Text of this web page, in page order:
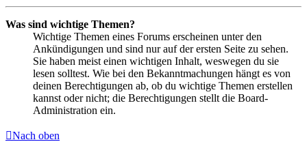
Was sind wichtige Themen?
Wichtige Themen eines Forums erscheinen unter den
Ankündigungen und sind nur auf der ersten Seite zu sehen.
Sie haben meist einen wichtigen Inhalt, weswegen du sie
lesen solltest. Wie bei den Bekanntmachungen hängt es von
deinen Berechtigungen ab, ob du wichtige Themen erstellen
kannst oder nicht; die Berechtigungen stellt die Board-
Administration ein.
Nach oben